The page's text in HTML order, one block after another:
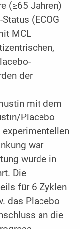
(≥65 Jahren)
(ECOG
MCL
der
mit dem
Placebo
experimentellen
war
wurde in
Die
für 6 Zyklen
das Placebo
an die